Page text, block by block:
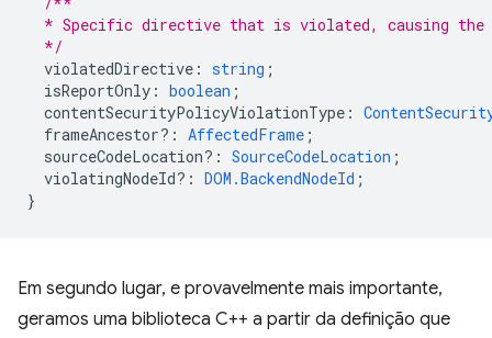
* Specific directive that is violated, causing the
  */
violatedDirective : string ;
isReportOnly : boolean ;
contentSecurityPolicyViolationType :
frameAncestor? : AffectedFrame ;
sourceCodeLocation? : SourceCodeLocation ;
violatingNodeId? : DOM.BackendNodeId ;
}
Em segundo lugar, e provavelmente mais importante,
geramos uma biblioteca C++ a partir da definição que